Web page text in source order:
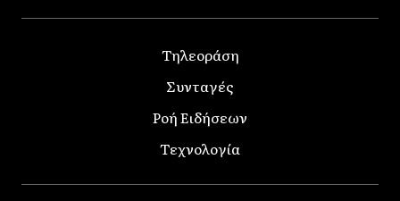
Τηλεοράση
Συνταγές
Ροή Ειδήσεων
Τεχνολογία